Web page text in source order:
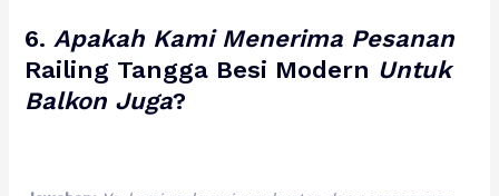
6. Apakah Kami Menerima Pesanan
Railing Tangga Besi Modern Untuk
Balkon Juga?